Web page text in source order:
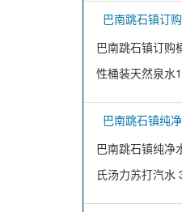
巴南跳石镇订
巴南跳石镇订购
性桶装天然泉水
巴南跳石镇纯
巴南跳石镇纯净
氏汤力苏打汽水